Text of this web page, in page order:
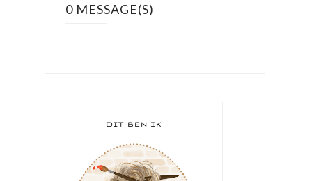
0 MESSAGE(S)
DIT BEN IK